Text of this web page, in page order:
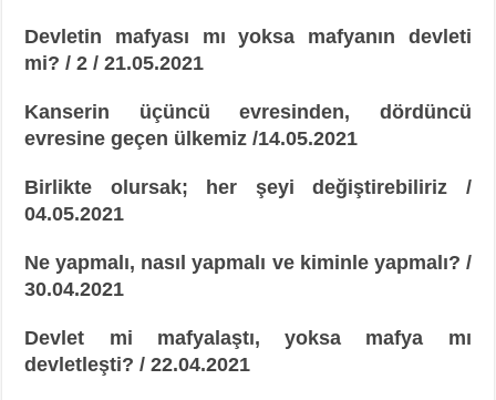
Devletin mafyası mı yoksa mafyanın devleti
mi? / 2 / 21.05.2021
Kanserin üçüncü evresinden, dördüncü
evresine geçen ülkemiz /14.05.2021
Birlikte olursak; her şeyi değiştirebiliriz /
04.05.2021
Ne yapmalı, nasıl yapmalı ve kiminle yapmalı? /
30.04.2021
Devlet mi mafyalaştı, yoksa mafya mı
devletleşti? / 22.04.2021